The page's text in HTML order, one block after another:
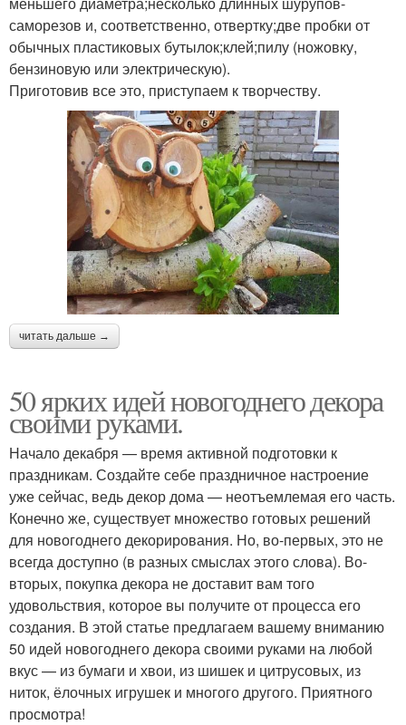
саморезов и, соответственно, отвертку;две пробки от
обычных пластиковых бутылок;клей;пилу (ножовку,
бензиновую или электрическую).
Приготовив все это, приступаем к творчеству.
читать дальше →
50 ярких идей новогоднего декора
своими руками.
Начало декабря — время активной подготовки к
праздникам. Создайте себе праздничное настроение
уже сейчас, ведь декор дома — неотъемлемая его часть.
Конечно же, существует множество готовых решений
для новогоднего декорирования. Но, во-первых, это не
всегда доступно (в разных смыслах этого слова). Во-
вторых, покупка декора не доставит вам того
удовольствия, которое вы получите от процесса его
создания. В этой статье предлагаем вашему вниманию
50 идей новогоднего декора своими руками на любой
вкус — из бумаги и хвои, из шишек и цитрусовых, из
ниток, ёлочных игрушек и многого другого. Приятного
просмотра!